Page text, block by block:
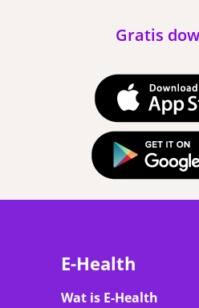
Gratis
E-Health
Wat is E-Health